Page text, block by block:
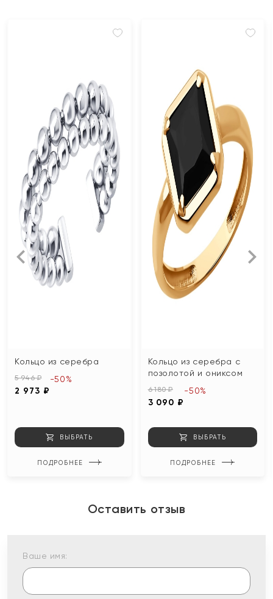
Кольцо из серебра
5 946 ₽
2 973 ₽
-50%
ВЫБРАТЬ
ПОДРОБНЕЕ
Кольцо из серебра с
позолотой и ониксом
6 180 ₽
3 090 ₽
-50%
ВЫБРАТЬ
ПОДРОБНЕЕ
Оставить отзыв
Ваше имя: